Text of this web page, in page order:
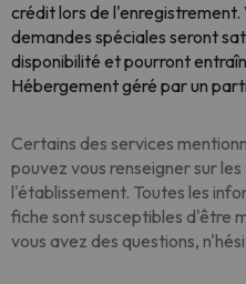
crédit lors de
demandes spéciales seront
disponibilité et pourront
Hébergement géré par un
Certains des services
pouvez vous renseigner sur
l'établissement. Toutes les
fiche sont susceptibles d'être
vous avez des questions,